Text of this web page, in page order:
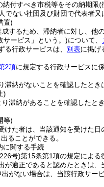
付すべき市税等をその納期限(
でない社団及び財団で代表者
置)
するため、滞納者に対し、他
サービス」という。)について、
る行政サービスは、 別表に掲げ
2項に規定する行政サービスに
滞納がないことを確認したと
)
滞納があることを確認したと
等)
けた者は、当該通知を受けた
ることができる。
に関する手続
号)第15条第1項の規定による
が適正であると認めたときは
がない場合は、当該行政サー